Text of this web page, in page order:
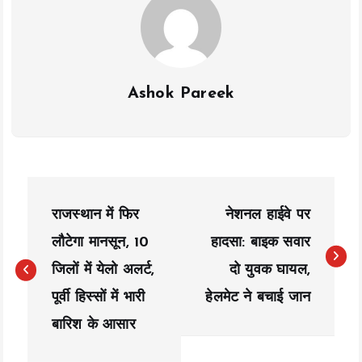
Ashok Pareek
s
राजस्थान में फिर
लौटेगा मानसून, 10
जिलों में येलो अलर्ट,
पूर्वी हिस्सों में भारी
बारिश के आसार
नेशनल हाईवे पर
हादसा: बाइक सवार
दो युवक घायल,
हेलमेट ने बचाई जान